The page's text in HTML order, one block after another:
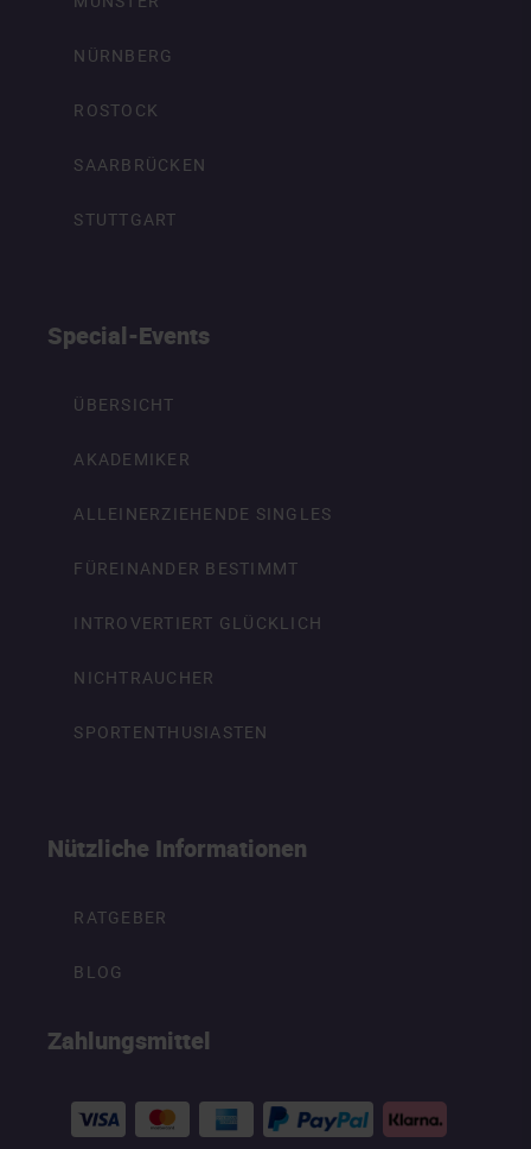
NÜRNBERG
ROSTOCK
SAARBRÜCKEN
STUTTGART
Special-Events
ÜBERSICHT
AKADEMIKER
ALLEINERZIEHENDE SINGLES
FÜREINANDER BESTIMMT
INTROVERTIERT GLÜCKLICH
NICHTRAUCHER
SPORTENTHUSIASTEN
Nützliche Informationen
RATGEBER
BLOG
Zahlungsmittel